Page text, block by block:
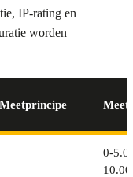
IP-rating en
worden
Meetprincipe
0-